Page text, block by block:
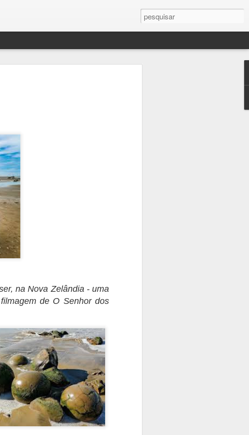
na Nova Zelândia - uma
de O Senhor dos
dessa vez, provavelmente
revisora. Erros de continuidade
e, considerando a quantidade
série, por outro lado são muito
de saúde,
e, umas semanas depois,
incomodando um
com dor (ciático) não dá pra